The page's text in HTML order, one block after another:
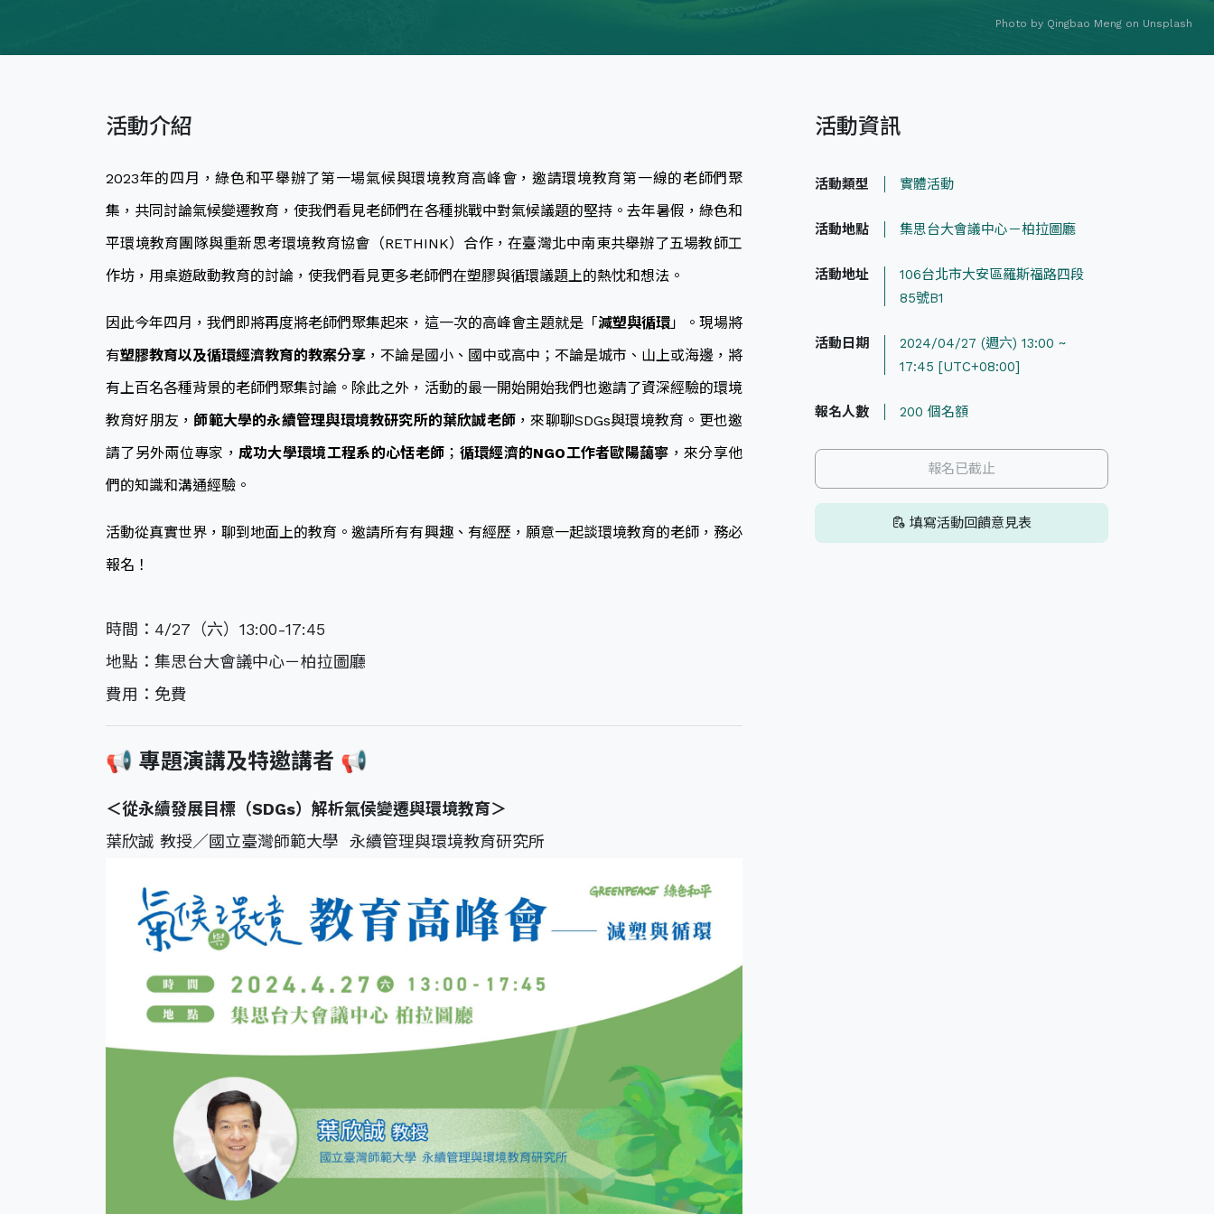
Photo by Qingbao Meng on Unsplash
活動介紹
2023年的四月，綠色和平舉辦了第一場氣候與環境教育高峰會，邀請環境教育第一線的老師們聚
集，共同討論氣候變遷教育，使我們看見老師們在各種挑戰中對氣候議題的堅持。去年暑假，綠色和
平環境教育團隊與重新思考環境教育協會（RETHINK）合作，在臺灣北中南東共舉辦了五場教師工
作坊，用桌遊啟動教育的討論，使我們看見更多老師們在塑膠與循環議題上的熱忱和想法。
因此今年四月，我們即將再度將老師們聚集起來，這一次的高峰會主題就是「減塑與循環」。現場將
有塑膠教育以及循環經濟教育的教案分享 ，不論是國小、國中或高中；不論是城市、山上或海邊，將
有上百名各種背景的老師們聚集討論。除此之外，活動的最一開始開始我們也邀請了資深經驗的環境
教育好朋友， 師範大學的永續管理與環境教研究所的葉欣誠老師 ，來聊聊SDGs與環境教育。更也邀
請了另外兩位專家， 成功大學環境工程系的心恬老師 ； 循環經濟的NGO工作者歐陽藹寧 ，來分享他
們的知識和溝通經驗。
活動從真實世界，聊到地面上的教育。邀請所有有興趣、有經歷，願意一起談環境教育的老師，務必
報名！
時間：4/27（六）13:00-17:45
地點：集思台大會議中心－柏拉圖廳
費用：免費
📢 專題演講及特邀講者 📢
＜從永續發展目標（SDGs）解析氣侯變遷與環境教育＞
葉欣誠 教授／國立臺灣師範大學 永續管理與環境教育研究所
活動資訊
活動類型 實體活動
活動地點 集思台大會議中心－柏拉圖廳
活動地址
106台北市大安區羅斯福路四段
85號B1
活動日期
2024/04/27 (週六) 13:00 ~
17:45 [UTC+08:00]
報名人數 200 個名額
報名已截止
填寫活動回饋意見表